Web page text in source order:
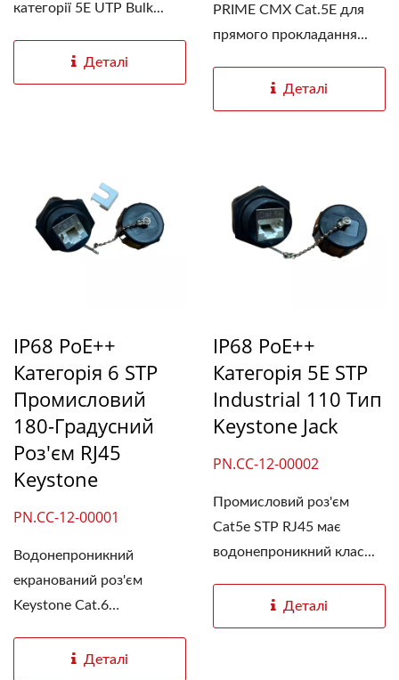
категорії 5E UTP Bulk...
Деталі
PRIME CMX Cat.5E для
прямого прокладання...
Деталі
IP68 PoE++
Категорія 6 ​​STP
Промисловий
180-Градусний
Роз'єм RJ45
Keystone
PN.CC-12-00001
Водонепроникний
екранований роз'єм
Keystone Cat.6
Деталі
IP68 PoE++
Категорія 5E STP
Industrial 110 Тип
Keystone Jack
PN.CC-12-00002
Промисловий роз'єм
Cat5e STP RJ45 має
водонепроникний клас...
Деталі